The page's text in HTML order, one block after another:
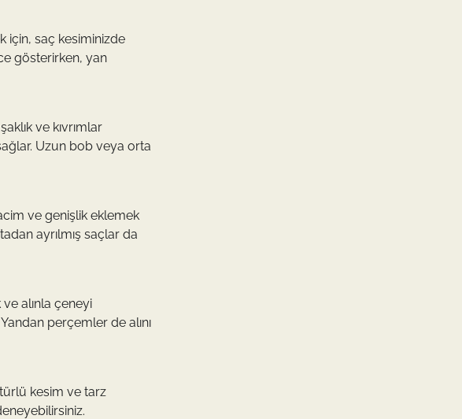
için, saç kesiminizde
gösterirken, yan
ve kıvrımlar
Uzun bob veya orta
ve genişlik eklemek
ayrılmış saçlar da
alınla çeneyi
perçemler de alını
kesim ve tarz